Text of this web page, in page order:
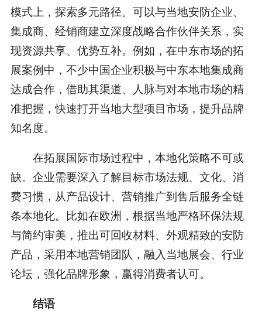
模式上，探索多元路径。可以与当地安防企业、
集成商、经销商建立深度战略合作伙伴关系，实
现资源共享、优势互补。例如，在中东市场的拓
展案例中，不少中国企业积极与中东本地集成商
达成合作，借助其渠道、人脉与对本地市场的精
准把握，快速打开当地大型项目市场，提升品牌
知名度。
在拓展国际市场过程中，本地化策略不可或
缺。企业需要深入了解目标市场法规、文化、消
费习惯，从产品设计、营销推广到售后服务全链
条本地化。比如在欧洲，根据当地严格环保法规
与简约审美，推出可回收材料、外观精致的安防
产品，采用本地营销团队，融入当地展会、行业
论坛，强化品牌形象，赢得消费者认可。
结语